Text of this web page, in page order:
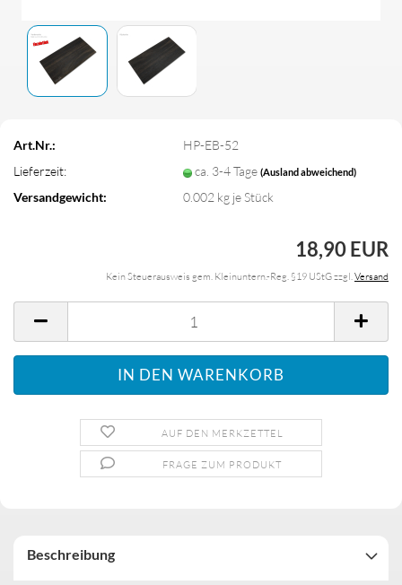
Art.Nr.:
HP-EB-52
Lieferzeit:
ca. 3-4 Tage(Ausland abweichend)
Versandgewicht: 0.002 kg je Stück
18,90 EUR
Kein Steuerausweis gem. Kleinuntern.-Reg. §19 UStG zzgl. Versand
AUF DEN MERKZETTEL
FRAGE ZUM PRODUKT
Beschreibung